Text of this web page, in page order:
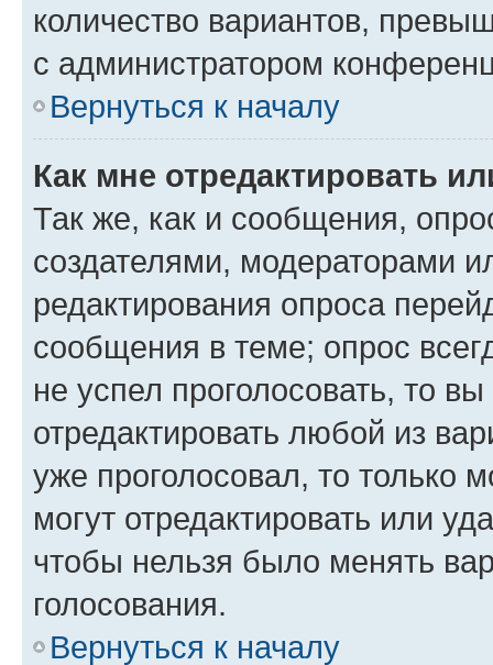
количество вариантов,
с администратором
Вернуться к началу
Как мне отредактировать
Так же, как и сообщения,
создателями, модераторами
редактирования опроса
сообщения в теме; опрос
не успел проголосовать, то
отредактировать любой из
уже проголосовал, то только
могут отредактировать или
чтобы нельзя было менять
голосования.
Вернуться к началу